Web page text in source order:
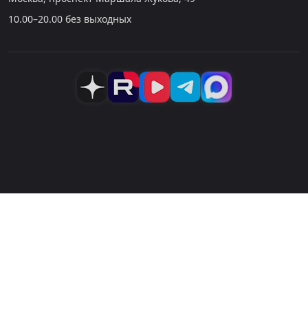
10.00–20.00 без выходных